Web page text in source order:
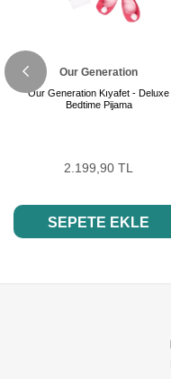
Our Generation
Our Generation Kıyafet - Deluxe
Bedtime Pijama
2.199,90 TL
SEPETE EKLE